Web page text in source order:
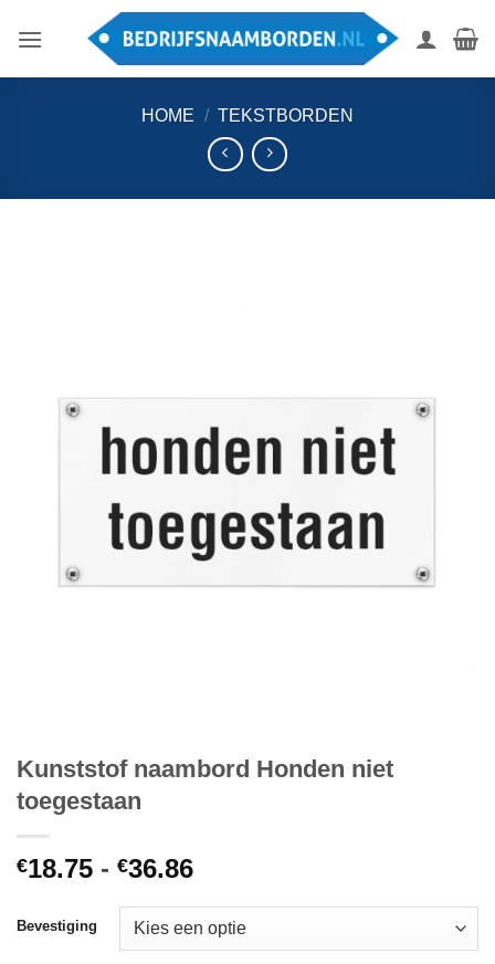
naar
HOME / TEKSTBORDEN
Kunststof naambord Honden niet
toegestaan
€18.75 - €36.86Prijsklasse:
tot
€36.86
Bevestiging